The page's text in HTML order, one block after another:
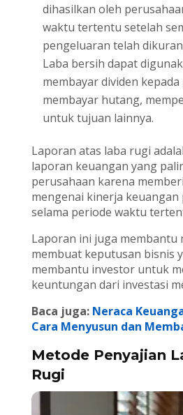
dihasilkan oleh
waktu tertentu setelah
pengeluaran telah
Laba bersih dapat
membayar dividen
membayar hutang,
untuk tujuan lainnya.
Laporan atas laba rugi
laporan keuangan yang
perusahaan karena
mengenai kinerja keuangan
selama periode waktu
Laporan ini juga membantu
membuat keputusan bisnis
membantu investor untuk
keuntungan dari investasi
Baca juga: Neraca
Cara Menyusun dan
Metode Penyajian
Rugi